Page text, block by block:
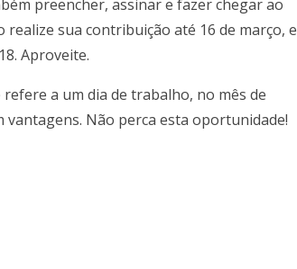
preencher, assinar e fazer chegar ao
realize sua contribuição até 16 de março, e
Aproveite.
a um dia de trabalho, no mês de
vantagens. Não perca esta oportunidade!